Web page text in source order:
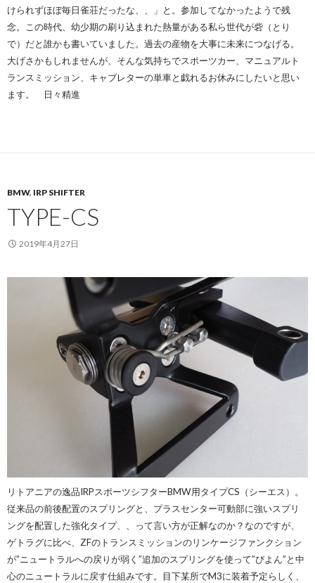
けられずほぼ毎日雀荘だったな、、」と。参加してなかったようで残
念。この時代、幼少期の刷り込まれた熱量がある私ら世代が砦（とり
で）だと誰かも書いていました。過去の産物を大事に未来につなげる。
大げさかもしれませんが、そんな気持ちでスポーツカー、マニュアルト
ランスミッション、キャブレターの単車と戯れるお休みにしたいと思い
ます。 日々精進
BMW, IRP SHIFTER
TYPE-CS
2019年4月27日
リトアニアの逸品IRPスポーツシフターBMW用タイプCS（シーエス）。
従来品の前後配置のスプリングと、プラスセンター可動部に強いスプリ
ングを配置した強化タイプ、、って言い方が正解なのか？なのですが、
ゲトラグに比べ、ZFのトランスミッションのリンケージファンクション
が”ニュートラルへの戻りが弱く”追加のスプリングを使って”びよん”と中
心のニュートラルに戻す仕組みです。目下某所でM3に装着予定らしく、